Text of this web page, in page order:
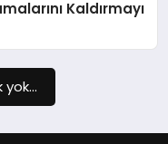
Kaldırmayı